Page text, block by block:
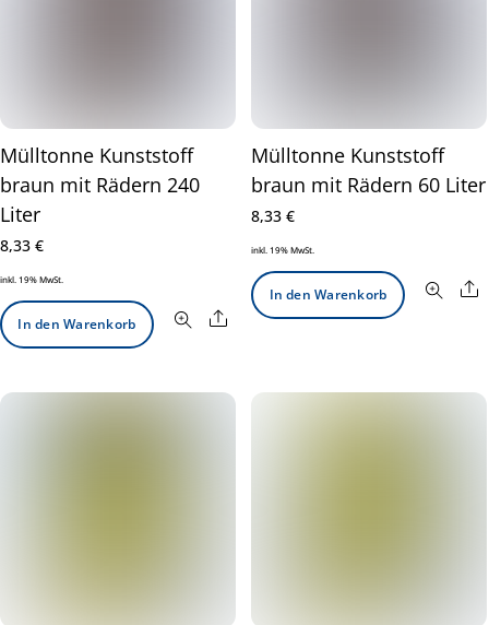
Mülltonne Kunststoff
braun mit Rädern 240
Liter
8,33 €
inkl. 19% MwSt.
In den Warenkorb Share
Mülltonne Kunststoff
braun mit Rädern 60 Liter
8,33€
inkl. 19% MwSt.
In den Warenkorb